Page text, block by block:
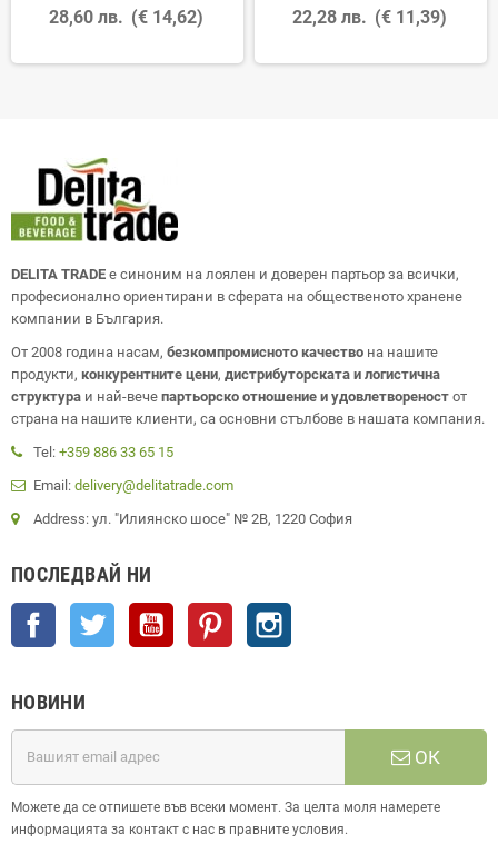
28,60 лв. (€ 14,62) 22,28 лв. (€ 11,39)
DELITA TRADE е синоним на лоялен и доверен партьор за всички,
професионално ориентирани в сферата на общественото хранене
компании в България.
От 2008 година насам, безкомпромисното качество на нашите
продукти, конкурентните цени, дистрибуторската и логистична
структура и най-вече партьорско отношение и удовлетвореност от
страна на нашите клиенти, са основни стълбове в нашата компания.
Tel: +359 886 33 65 15
Email: delivery@delitatrade.com
Address: ул. "Илиянско шосе" № 2В, 1220 София
ПОСЛЕДВАЙ НИ
Facebook Twitter YouTube Pinterest
НОВИНИ
ОК
Можете да се отпишете във всеки момент. За целта моля намерете
информацията за контакт с нас в правните условия.